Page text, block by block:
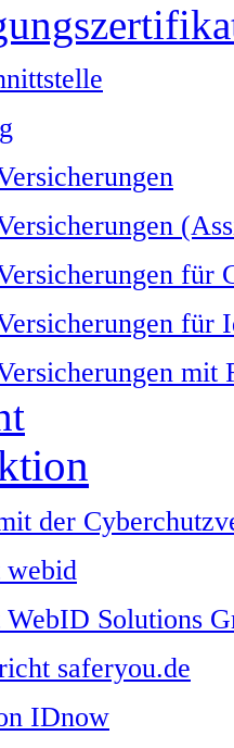
für
für
mit
der
webid
Solutions
saferyou.de
IDnow